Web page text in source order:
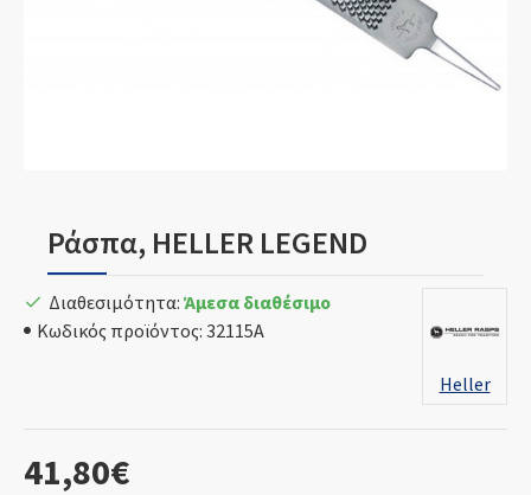
Ράσπα, HELLER LEGEND
41,80€
Διαθεσιμότητα: Άμεσα διαθέσιμο
Κωδικός προϊόντος: 32115A
Heller